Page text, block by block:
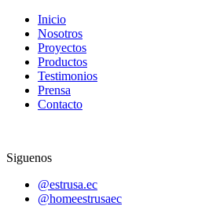
Inicio
Nosotros
Proyectos
Productos
Testimonios
Prensa
Contacto
Siguenos
@estrusa.ec
@homeestrusaec